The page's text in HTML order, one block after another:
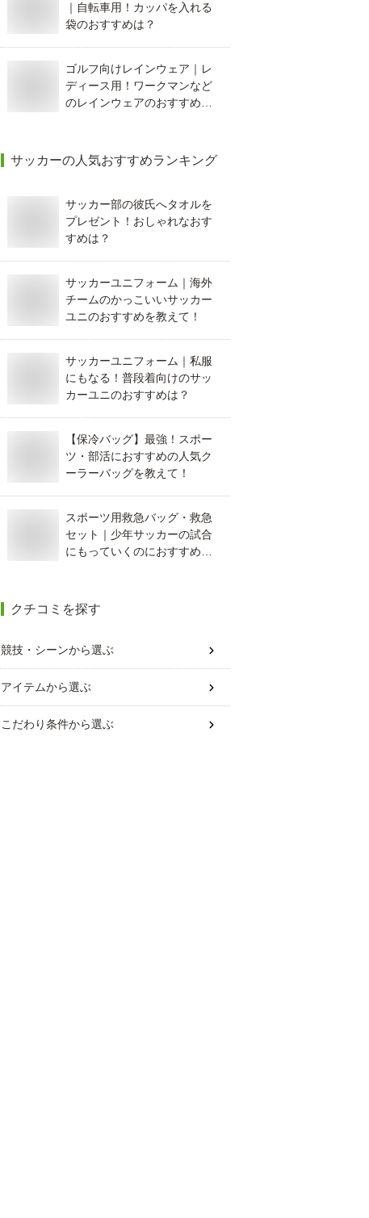
｜自転車用！カッパを入れる
袋のおすすめは？
ゴルフ向けレインウェア｜レ
ディース用！ワークマンなど
のレインウェアのおすすめ
サッカーの人気おすすめランキング
サッカー部の彼氏へタオルを
プレゼント！おしゃれなおす
すめは？
サッカーユニフォーム｜海外
チームのかっこいいサッカー
ユニのおすすめを教えて！
サッカーユニフォーム｜私服
にもなる！普段着向けのサッ
カーユニのおすすめは？
【保冷バッグ】最強！スポー
ツ・部活におすすめの人気ク
ーラーバッグを教えて！
スポーツ用救急バッグ・救急
セット｜少年サッカーの試合
にもっていくのにおすすめ
クチコミを探す
競技・シーンから選ぶ
アイテムから選ぶ
こだわり条件から選ぶ